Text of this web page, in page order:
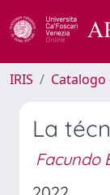
IRIS
La
Facundo